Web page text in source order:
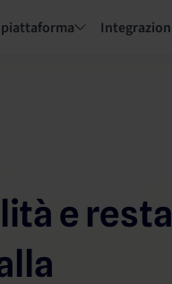
e resta